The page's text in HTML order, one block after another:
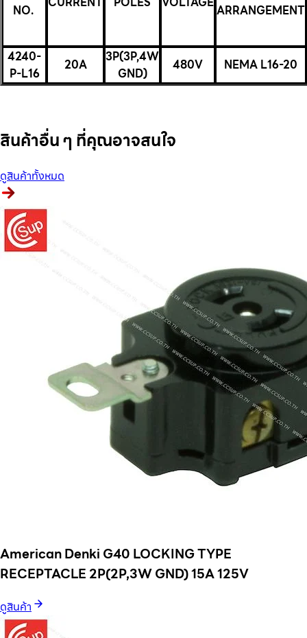
NO.
ARRANGEMENT
4240-
P-L16
20A
3P(3P,4W
GND)
480V NEMA L16-20
สินค้าอื่น ๆ ที่คุณอาจสนใจ
ดูสินค้าทั้งหมด
American Denki G40 LOCKING TYPE
RECEPTACLE 2P(2P,3W GND) 15A 125V
ดูสินค้า